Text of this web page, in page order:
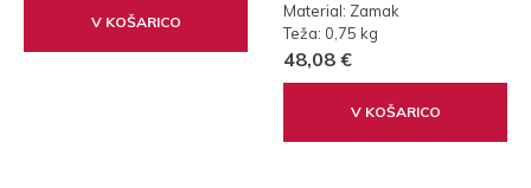
V KOŠARICO
Material: Zamak
Teža: 0,75 kg
48,08 €
V KOŠARICO